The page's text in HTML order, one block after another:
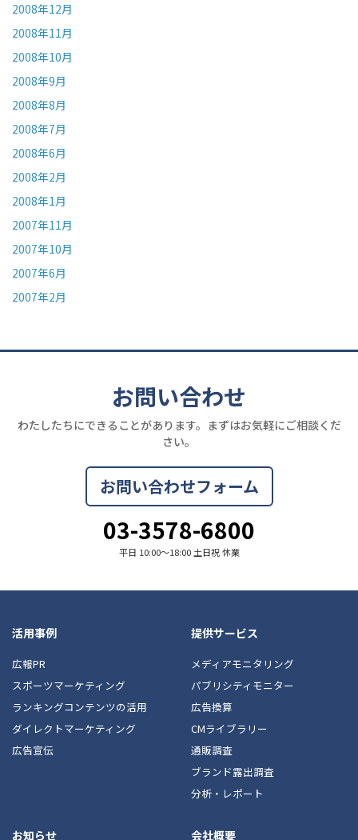
2008年12月
2008年11月
2008年10月
2008年9月
2008年8月
2008年7月
2008年6月
2008年2月
2008年1月
2007年11月
2007年10月
2007年6月
2007年2月
お問い合わせ
わたしたちにできることがあります。まずはお気軽にご相談くだ
さい。
お問い合わせフォーム
03-3578-6800
平日 10:00〜18:00 土日祝 休業
活用事例
広報PR
スポーツマーケティング
ランキングコンテンツの活用
ダイレクトマーケティング
広告宣伝
提供サービス
メディアモニタリング
パブリシティモニター
広告換算
CMライブラリー
通販調査
ブランド露出調査
分析・レポート
お知らせ 会社概要